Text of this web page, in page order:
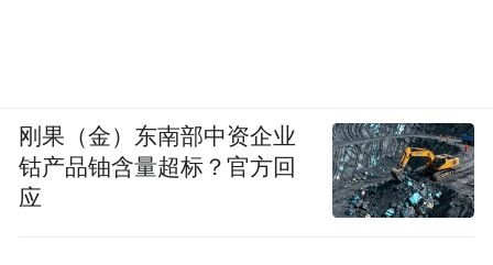
刚果（金）东南部中资企业
钴产品铀含量超标？官方回
应